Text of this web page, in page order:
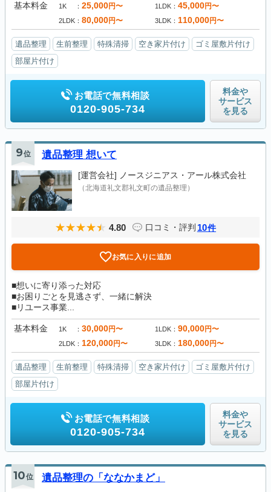
基本料金 1K 25,000円〜 1LDK 45,000円〜
2LDK 80,000円〜 3LDK 110,000円〜
遺品整理 生前整理 特殊清掃 空き家片付け
ゴミ屋敷片付け
部屋片付け
お電話で無料相談
0120-905-734
料金や
サービス
を見る
9位 遺品整理 想いて
[運営会社] ノースジニアス・アール株式会社
（北海道礼文郡礼文町の遺品整理）
4.80 口コミ・評判 10件
お気に入りに追加
■想いに寄り添った対応
■お困りごとを見逃さず、一緒に解決
■リユース事業...
基本料金 1K 30,000円〜 1LDK 90,000円〜
2LDK 120,000円〜 3LDK 180,000円〜
遺品整理 生前整理 特殊清掃 空き家片付け
ゴミ屋敷片付け
部屋片付け
お電話で無料相談
0120-905-734
料金や
サービス
を見る
10位 遺品整理の「ななかまど」